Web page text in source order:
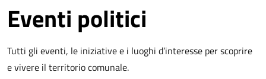
Eventi politici
Tutti gli eventi, le iniziative e i luoghi d’interesse per scoprire
e vivere il territorio comunale.